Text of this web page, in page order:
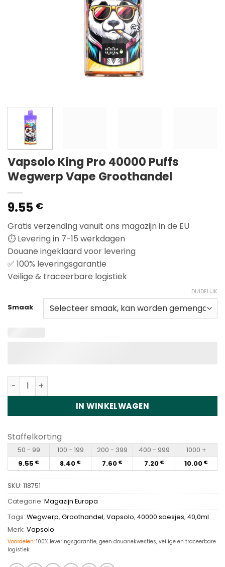
Vapsolo King Pro 40000 Puffs
Wegwerp Vape Groothandel
9.55 €
Gratis verzending vanuit ons magazijn in de EU
⏱️ Levering in 7-15 werkdagen
Douane ingeklaard voor levering
✅ 100% leveringsgarantie
Veilige & traceerbare logistiek
Smaak
DUIDELIJK
Vapsolo King Pro 40000 Puffs Disposable Vape
IN WINKELWAGEN
Staffelkorting
50 - 99 100 - 199 200 - 399 400 - 999
1000 +
9.55 € 8.40 € 7.60 € 7.20 € 10.00 €
SKU: 118751
Categorie: Magazijn Europa
Tags: Wegwerp, Groothandel, Vapsolo, 40000 soesjes, 40,0ml
Merk: Vapsolo
Voordelen: 100% leveringsgarantie, geen douanekwesties, veilige en traceerbare
logistiek.